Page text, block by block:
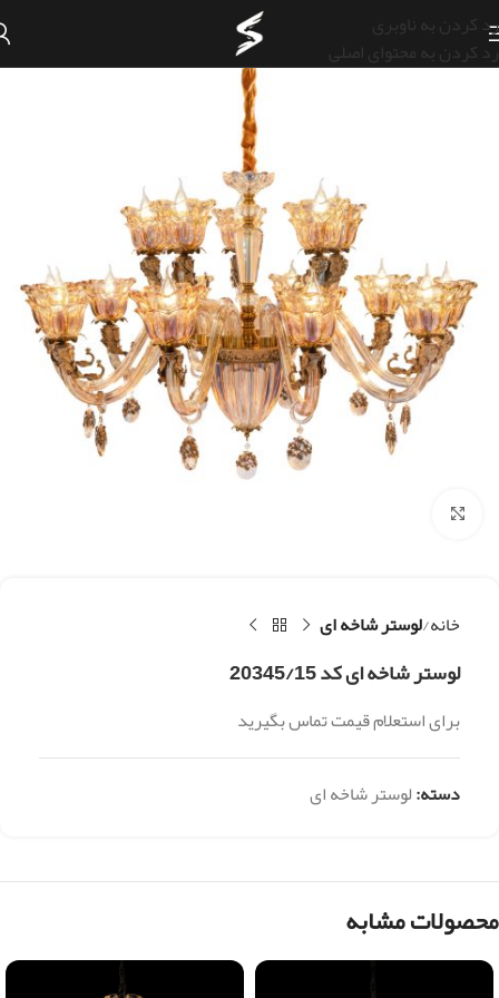
رد کردن به ناوبری
رد کردن به محتوای اصلی
خانه لوستر شاخه ای
لوستر شاخه ای کد 20345/15
برای استعلام قیمت تماس بگیرید
دسته:لوستر شاخه ای
محصولات مشابه